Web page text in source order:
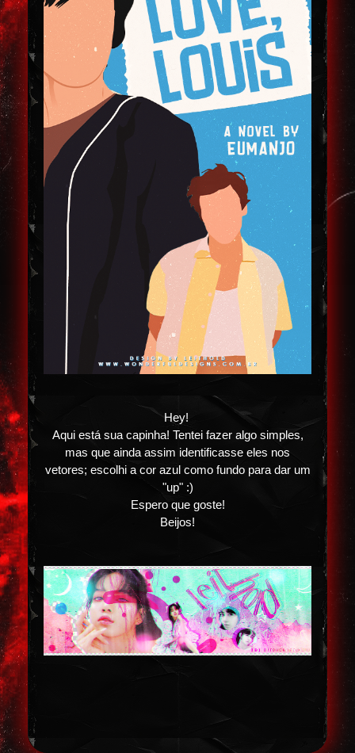
Hey!
Aqui está sua capinha! Tentei fazer algo simples,
mas que ainda assim identificasse eles nos
vetores; escolhi a cor azul como fundo para dar um
"up" :)
Espero que goste!
Beijos!